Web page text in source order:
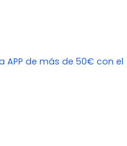
APP de más de 50€ con el